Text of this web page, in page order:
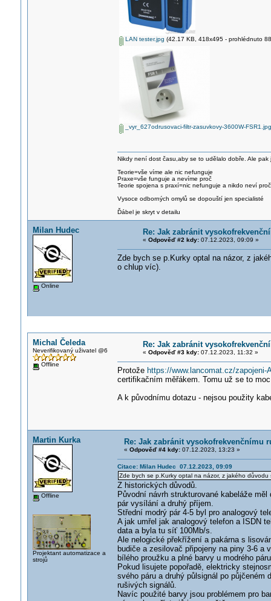
LAN tester.jpg (42.17 KB, 418x495 - prohlédnuto
_vyr_627odrusovaci-filtr-zasuvkovy-3600W-FSR1.jpg
Nikdy není dost času,aby se to udělalo dobře. Ale
Teorie=vše víme ale nic nefunguje
Praxe=vše funguje a nevíme proč
Teorie spojena s praxí=nic nefunguje a nikdo neví proč
Vysoce odborných omylů se dopouští jen specialisté
Ďábel je skryt v detailu
Milan Hudec
Online
Re: Jak zabránit
« Odpověď #2 kdy:07.12.2023, 09:09 »
Zde bych se p.Kurky optal na názor, z
o chlup víc).
Michal Čeleda
Neverifikovaný uživatel @6
Offline
Re: Jak zabránit
« Odpověď #3 kdy:07.12.2023, 11:32 »
Protože https://www.lancomat.cz/zapojeni-
certifikačním měřákem. Tomu už se to
A k původnímu dotazu - nejsou použity
Martin Kurka
Offline
Projektant automatizace a
strojů
Re: Jak zabránit vysokofrekvenčnímu
« Odpověď #4 kdy:07.12.2023, 13:23 »
Citace: Milan Hudec 07.12.2023, 09:09
Zde bych se p.Kurky optal na názor, z jakého důvodu
Z historických důvodů.
Původní návrh strukturované kabeláže
pár vysílání a druhý příjem.
Střední modrý pár 4-5 byl pro analogový
A jak umřel jak analogový telefon a ISDN
data a byla tu síť 100Mb/s.
Ale nelogické překřížení a pakárna s
budiče a zesilovač připojeny na piny 3-6 a
bílého proužku a plné barvy u modrého
Pokud lisujete popořadě, elektricky
svého páru a druhý půlsignál po
rušivých signálů.
Navíc použité barvy jsou problémem pro